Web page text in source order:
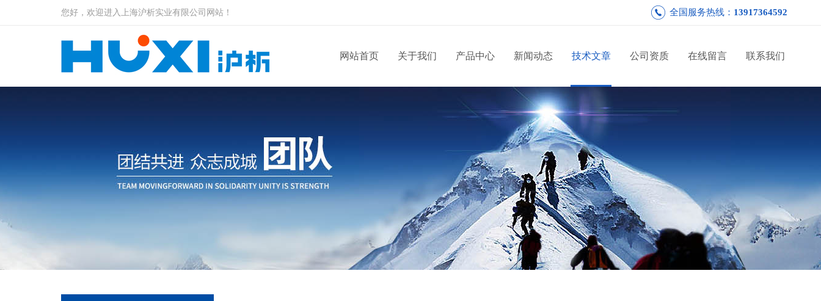
您好，欢迎进入上海沪析实业有限公司网站！ 全国服务热线： 13917364592
网站首页 关于我们 产品中心 新闻动态 技术文章 公司资质 在线留言 联系我们